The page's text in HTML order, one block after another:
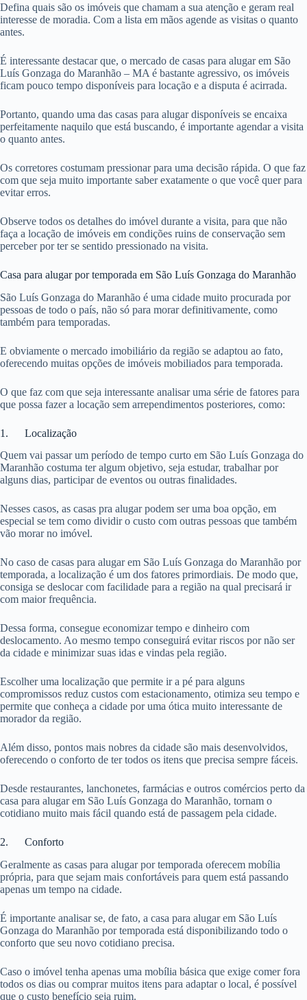
Defina quais são os imóveis que chamam a sua atenção e geram real
interesse de moradia. Com a lista em mãos agende as visitas o quanto
antes.
É interessante destacar que, o mercado de casas para alugar em São
Luís Gonzaga do Maranhão – MA é bastante agressivo, os imóveis
ficam pouco tempo disponíveis para locação e a disputa é acirrada.
Portanto, quando uma das casas para alugar disponíveis se encaixa
perfeitamente naquilo que está buscando, é importante agendar a visita
o quanto antes.
Os corretores costumam pressionar para uma decisão rápida. O que faz
com que seja muito importante saber exatamente o que você quer para
evitar erros.
Observe todos os detalhes do imóvel durante a visita, para que não
faça a locação de imóveis em condições ruins de conservação sem
perceber por ter se sentido pressionado na visita.
Casa para alugar por temporada em São Luís Gonzaga do Maranhão
São Luís Gonzaga do Maranhão é uma cidade muito procurada por
pessoas de todo o país, não só para morar definitivamente, como
também para temporadas.
E obviamente o mercado imobiliário da região se adaptou ao fato,
oferecendo muitas opções de imóveis mobiliados para temporada.
O que faz com que seja interessante analisar uma série de fatores para
que possa fazer a locação sem arrependimentos posteriores, como:
1. Localização
Quem vai passar um período de tempo curto em São Luís Gonzaga do
Maranhão costuma ter algum objetivo, seja estudar, trabalhar por
alguns dias, participar de eventos ou outras finalidades.
Nesses casos, as casas pra alugar podem ser uma boa opção, em
especial se tem como dividir o custo com outras pessoas que também
vão morar no imóvel.
No caso de casas para alugar em São Luís Gonzaga do Maranhão por
temporada, a localização é um dos fatores primordiais. De modo que,
consiga se deslocar com facilidade para a região na qual precisará ir
com maior frequência.
Dessa forma, consegue economizar tempo e dinheiro com
deslocamento. Ao mesmo tempo conseguirá evitar riscos por não ser
da cidade e minimizar suas idas e vindas pela região.
Escolher uma localização que permite ir a pé para alguns
compromissos reduz custos com estacionamento, otimiza seu tempo e
permite que conheça a cidade por uma ótica muito interessante de
morador da região.
Além disso, pontos mais nobres da cidade são mais desenvolvidos,
oferecendo o conforto de ter todos os itens que precisa sempre fáceis.
Desde restaurantes, lanchonetes, farmácias e outros comércios perto da
casa para alugar em São Luís Gonzaga do Maranhão, tornam o
cotidiano muito mais fácil quando está de passagem pela cidade.
2. Conforto
Geralmente as casas para alugar por temporada oferecem mobília
própria, para que sejam mais confortáveis para quem está passando
apenas um tempo na cidade.
É importante analisar se, de fato, a casa para alugar em São Luís
Gonzaga do Maranhão por temporada está disponibilizando todo o
conforto que seu novo cotidiano precisa.
Caso o imóvel tenha apenas uma mobília básica que exige comer fora
todos os dias ou comprar muitos itens para adaptar o local, é possível
que o custo benefício seja ruim.